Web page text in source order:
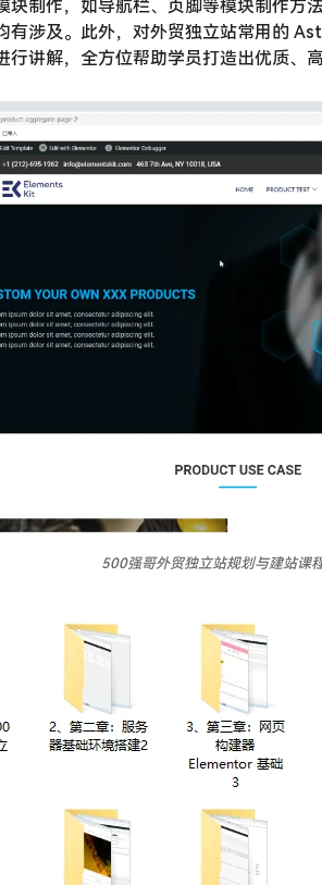
块制作，如导航栏、页脚等模块制作方
有涉及。此外，对外贸独立站常用的
行讲解，全方位帮助学员打造出优质、
500强哥外贸独立站规划与建站课